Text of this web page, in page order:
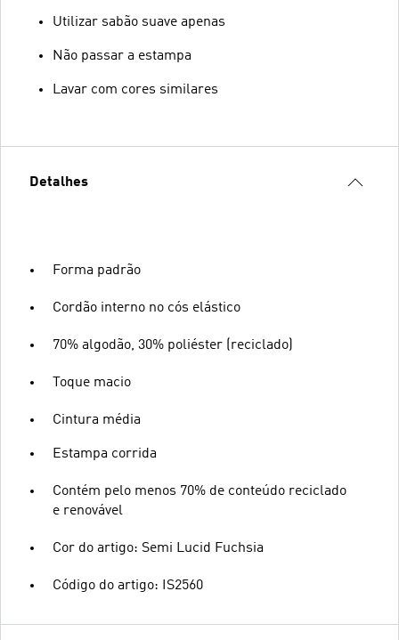
Utilizar sabão suave apenas
Não passar a estampa
Lavar com cores similares
Detalhes
Forma padrão
Cordão interno no cós elástico
70% algodão, 30% poliéster (reciclado)
Toque macio
Cintura média
Estampa corrida
Contém pelo menos 70% de conteúdo reciclado
e renovável
Cor do artigo: Semi Lucid Fuchsia
Código do artigo: IS2560